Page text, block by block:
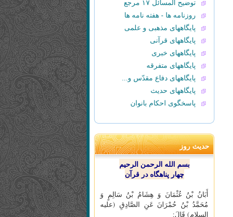
توضیح المسائل ۱۷ مرجع
روزنامه ها - هفته نامه ها
پایگاههای مذهبی و علمی
پایگاههای قرآنی
پایگاههای خبری
پایگاههای متفرقه
پایگاههای دفاع مقدّس و...
پایگاههای حدیث
پاسخگوی احکام بانوان
حدیث روز
بسم الله الرحمن الرحیم
چهار پناهگاه در قرآن
أَبَانُ بْنُ عُثْمَانَ وَ هِشَامُ بْنُ سَالِمٍ وَ
مُحَمَّدُ بْنُ حُمْرَانَ عَنِ الصَّادِقِ (علیه
السلام) قَالَ: